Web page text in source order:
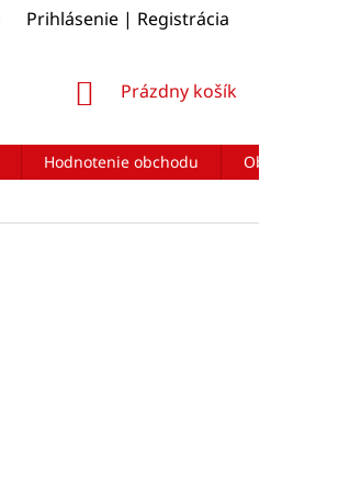
Prihlásenie | Registrácia
NÁKUPNÝ
Prázdny košík
Hodnotenie obchodu
Obchodné